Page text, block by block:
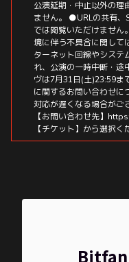
公演延期・中止以外の理
ません。 ●URLの共有、
では閲覧いただけませ
境に伴う不具合に関し
ターネット回線やシステ
れ、公演の一時中断・
ヴは7月31日(土)23:59ま
に関するお問い合わせに
対応が遅くなる場合がご
【お問い合わせ先】
【チケット】から選択く
Bitfan